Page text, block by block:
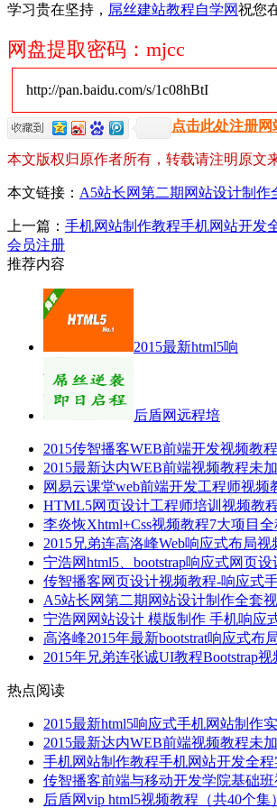
学习贵在坚持， 屌丝建站教程自学网祝您
网盘提取密码：mjcc
http://pan.baidu.com/s/1c08hBtI
点击此处注册
本文版权归原作者所有，转载请注明原文
本文链接： A5站长网第二期网站设计制作
上一篇： 手机网站制作教程手机网站开发
会员注册
推荐内容
2015最新html5响
后盾网远程培
2015传智播客WEB前端开发视频教程
2015最新达内WEB前端视频教程未
网易云课堂web前端开发工程师视频
HTML5网页设计工程师培训视频教
李炎恢Xhtml+Css视频教程7大项目
2015兄弟连高洛峰Web响应式布局视
宁浩网html5、bootstrap响应式网页
传智播客网页设计视频教程-响应式
A5站长网第二期网站设计制作全套
宁浩网网站设计 模版制作 手机响应
高洛峰2015年最新bootstrat响应式布
2015年兄弟连张诚UI教程Bootstrap视
热点阅读
2015最新html5响应式手机网站制作
2015最新达内WEB前端视频教程未
手机网站制作教程手机网站开发全
传智播客前端与移动开发学院基础
后盾网vip html5视频教程（共40个集）